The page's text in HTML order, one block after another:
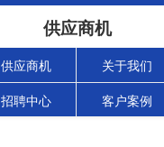
供应商机
供应商机 关于我们
招聘中心 客户案例